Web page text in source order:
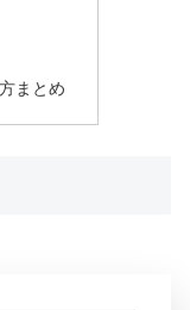
まとめ